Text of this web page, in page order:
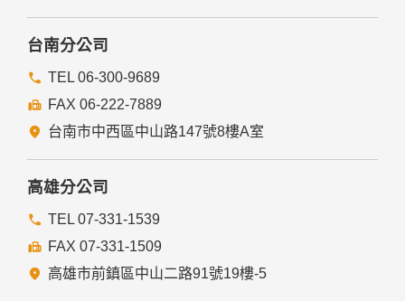
台南分公司
TEL 06-300-9689
FAX 06-222-7889
台南市中西區中山路147號8樓A室
高雄分公司
TEL 07-331-1539
FAX 07-331-1509
高雄市前鎮區中山二路91號19樓-5